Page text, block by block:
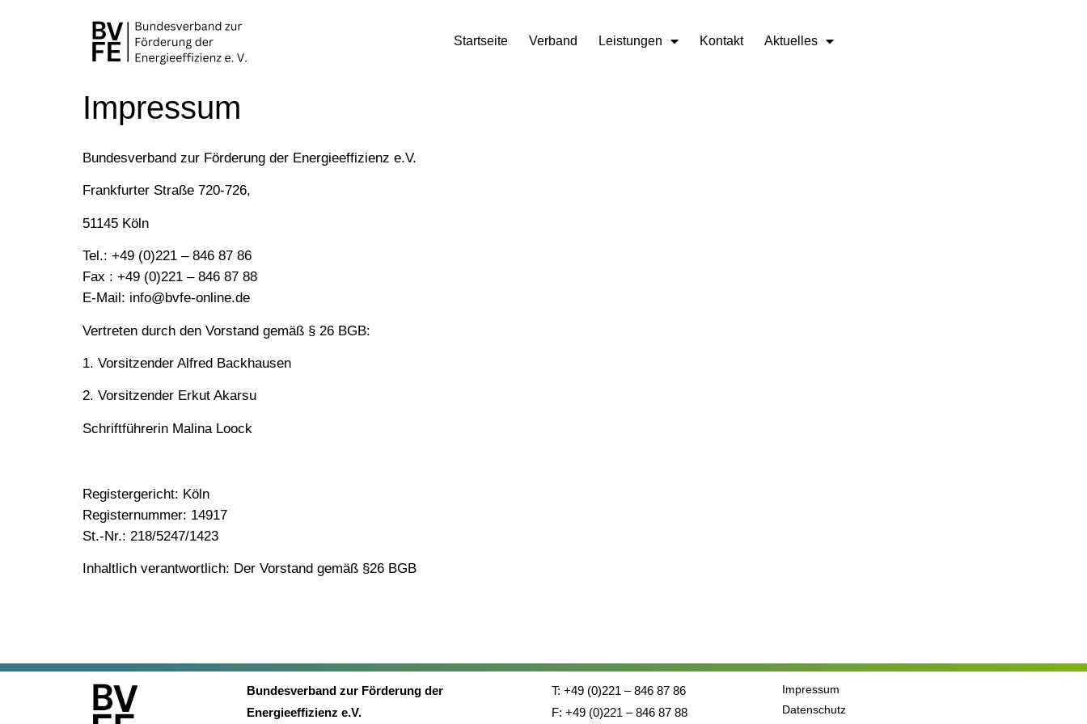
Startseite Verband Leistungen Kontakt Aktuelles
Impressum
Bundesverband zur Förderung der Energieeffizienz e.V.
Frankfurter Straße 720-726,
51145 Köln
Tel.: +49 (0)221 – 846 87 86
Fax : +49 (0)221 – 846 87 88
E-Mail: info@bvfe-online.de
Vertreten durch den Vorstand gemäß § 26 BGB:
1. Vorsitzender Alfred Backhausen
2. Vorsitzender Erkut Akarsu
Schriftführerin Malina Loock
Registergericht: Köln
Registernummer: 14917
St.-Nr.: 218/5247/1423
Inhaltlich verantwortlich: Der Vorstand gemäß §26 BGB
Bundesverband zur Förderung der
Energieeffizienz e.V.
T: +49 (0)221 – 846 87 86
F: +49 (0)221 – 846 87 88
Impressum
Datenschutz